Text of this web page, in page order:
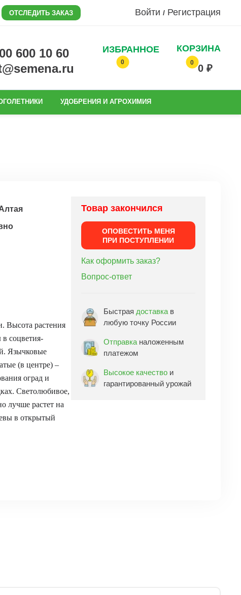
ОТСЛЕДИТЬ ЗАКАЗ Войти / Регистрация
600 10 60
ИЗБРАННОЕ
0
КОРЗИНА
0
0 ₽
УДОБРЕНИЯ И АГРОХИМИЯ
Высота растения
соцветия-
Язычковые
(в центре) –
оград и
Светолюбивое,
лучше растет на
в открытый
Товар закончился
ОПОВЕСТИТЬ МЕНЯ
ПРИ ПОСТУПЛЕНИИ
Как оформить заказ?
Вопрос-ответ
Быстрая доставка в
любую точку России
Отправка наложенным
платежом
Высокое качество и
гарантированный урожай